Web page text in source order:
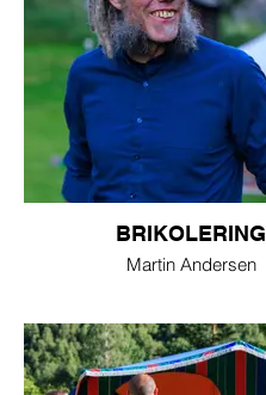
BRIKOLERING
Martin Andersen